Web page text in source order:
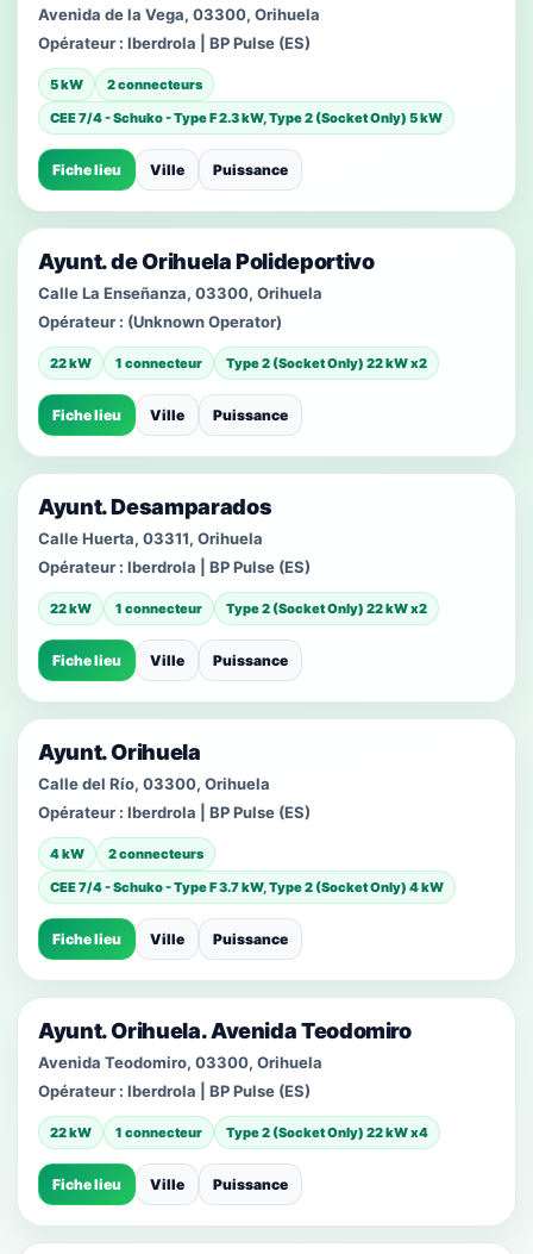
Avenida de la Vega, 03300, Orihuela
Opérateur : Iberdrola | BP Pulse (ES)
5 kW
2 connecteurs
CEE 7/4 - Schuko - Type F 2.3 kW, Type 2 (Socket Only) 5 kW
Fiche lieu Ville Puissance
Ayunt. de Orihuela Polideportivo
Calle La Enseñanza, 03300, Orihuela
Opérateur : (Unknown Operator)
22 kW 1 connecteur Type 2 (Socket Only) 22 kW x2
Fiche lieu Ville Puissance
Ayunt. Desamparados
Calle Huerta, 03311, Orihuela
Opérateur : Iberdrola | BP Pulse (ES)
22 kW 1 connecteur Type 2 (Socket Only) 22 kW x2
Fiche lieu Ville Puissance
Ayunt. Orihuela
Calle del Río, 03300, Orihuela
Opérateur : Iberdrola | BP Pulse (ES)
4 kW
2 connecteurs
CEE 7/4 - Schuko - Type F 3.7 kW, Type 2 (Socket Only) 4 kW
Fiche lieu Ville Puissance
Ayunt. Orihuela. Avenida Teodomiro
Avenida Teodomiro, 03300, Orihuela
Opérateur : Iberdrola | BP Pulse (ES)
22 kW 1 connecteur Type 2 (Socket Only) 22 kW x4
Fiche lieu Ville Puissance